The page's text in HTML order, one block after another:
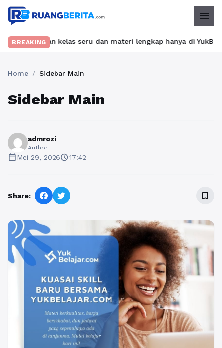
menu
BREAKING
kelas seru dan materi lengkap hanya di
Home / Sidebar Main
Sidebar Main
admrozi
Author
calendar_todayMei 29, 2026schedule17:42
Share: bookmark_border